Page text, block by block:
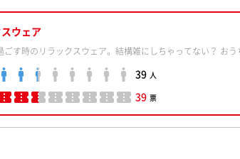
ウェア
ごす時のリラックスウェア。結構雑にしちゃってない？ お
39 人
39 票